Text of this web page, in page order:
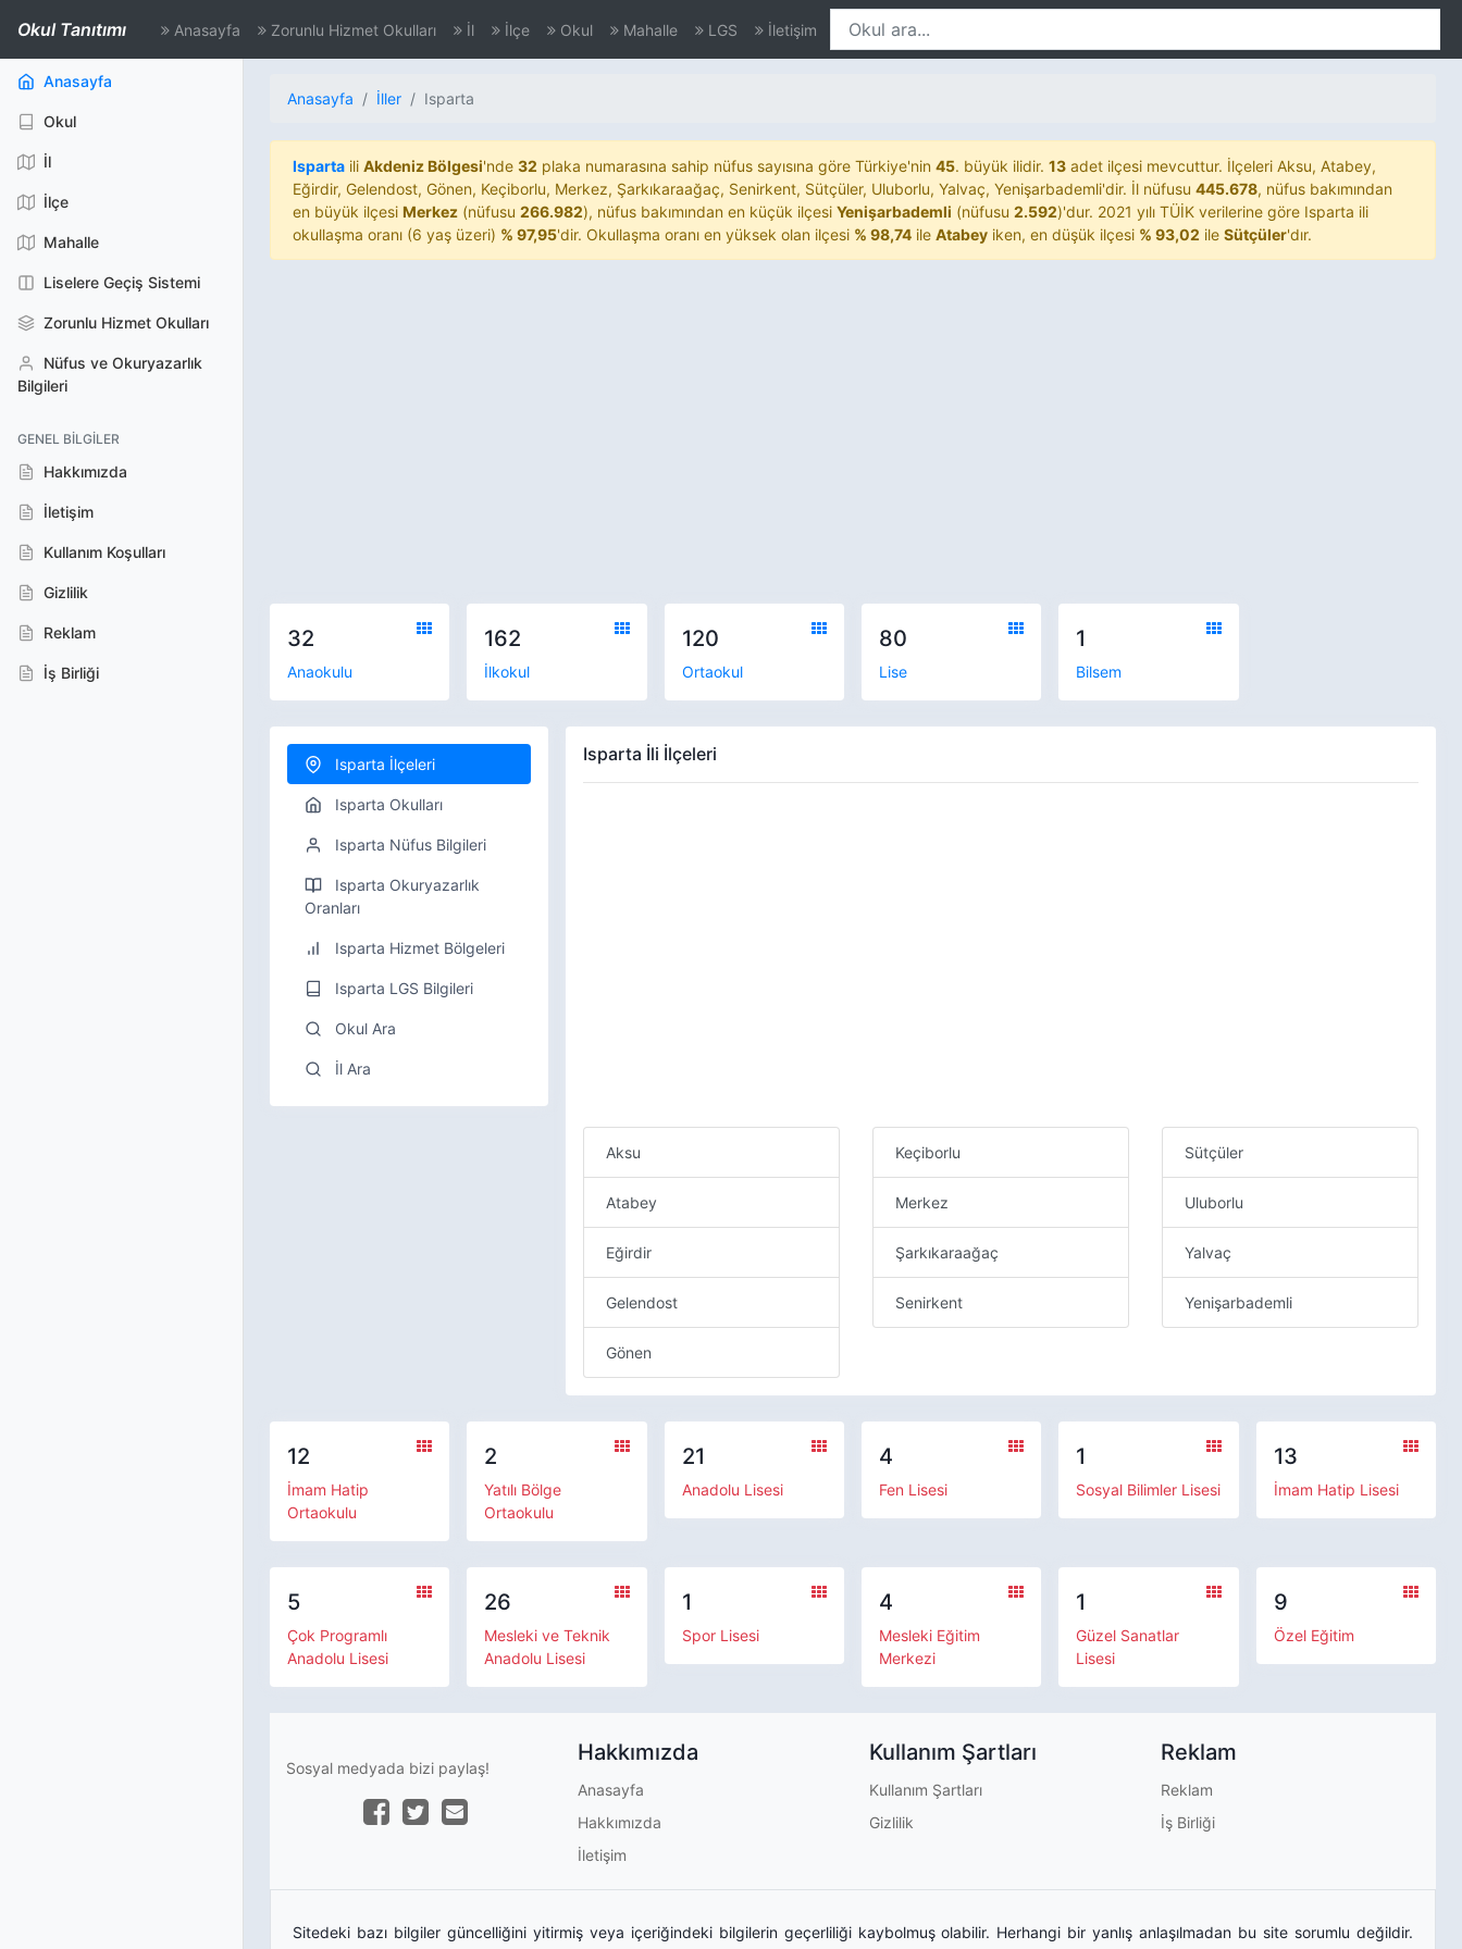
Okul Tanıtımı Anasayfa Zorunlu Hizmet Okulları İl İlçe Okul Mahalle LGS İletişim
Anasayfa
Okul
İl
İlçe
Mahalle
Liselere Geçiş Sistemi
Zorunlu Hizmet Okulları
Nüfus ve Okuryazarlık
Bilgileri
GENEL BILGILER
Hakkımızda
İletişim
Kullanım Koşulları
Gizlilik
Reklam
İş Birliği
Anasayfa İller Isparta
Isparta ili Akdeniz Bölgesi'nde 32 plaka numarasına sahip nüfus sayısına göre Türkiye'nin 45. büyük ilidir. 13 adet ilçesi mevcuttur. İlçeleri Aksu, Atabey,
Eğirdir, Gelendost, Gönen, Keçiborlu, Merkez, Şarkıkaraağaç, Senirkent, Sütçüler, Uluborlu, Yalvaç, Yenişarbademli'dir. İl nüfusu 445.678, nüfus bakımından
en büyük ilçesi Merkez (nüfusu 266.982), nüfus bakımından en küçük ilçesi Yenişarbademli (nüfusu 2.592)'dur. 2021 yılı TÜİK verilerine göre Isparta ili
okullaşma oranı (6 yaş üzeri) % 97,95'dir. Okullaşma oranı en yüksek olan ilçesi % 98,74 ile Atabey iken, en düşük ilçesi % 93,02 ile Sütçüler'dır.
32
Anaokulu
162
İlkokul
120
Ortaokul
80
Lise
1
Bilsem
Isparta İlçeleri
Isparta Okulları
Isparta Nüfus Bilgileri
Isparta Okuryazarlık
Oranları
Isparta Hizmet Bölgeleri
Isparta LGS Bilgileri
Okul Ara
İl Ara
Isparta İli İlçeleri
Aksu
Atabey
Eğirdir
Gelendost
Gönen
Keçiborlu
Merkez
Şarkıkaraağaç
Senirkent
Sütçüler
Uluborlu
Yalvaç
Yenişarbademli
12
İmam Hatip
Ortaokulu
2
Yatılı Bölge
Ortaokulu
21
Anadolu Lisesi
4
Fen Lisesi
1
Sosyal Bilimler Lisesi
13
İmam Hatip Lisesi
5
Çok Programlı
Anadolu Lisesi
26
Mesleki ve Teknik
Anadolu Lisesi
1
Spor Lisesi
4
Mesleki Eğitim
Merkezi
1
Güzel Sanatlar
Lisesi
9
Özel Eğitim
Sosyal medyada bizi paylaş!
Hakkımızda
Anasayfa
Hakkımızda
İletişim
Kullanım Şartları
Kullanım Şartları
Gizlilik
Reklam
Reklam
İş Birliği
Sitedeki bazı bilgiler güncelliğini yitirmiş veya içeriğindeki bilgilerin geçerliliği kaybolmuş olabilir. Herhangi bir yanlış anlaşılmadan bu site sorumlu değildir.